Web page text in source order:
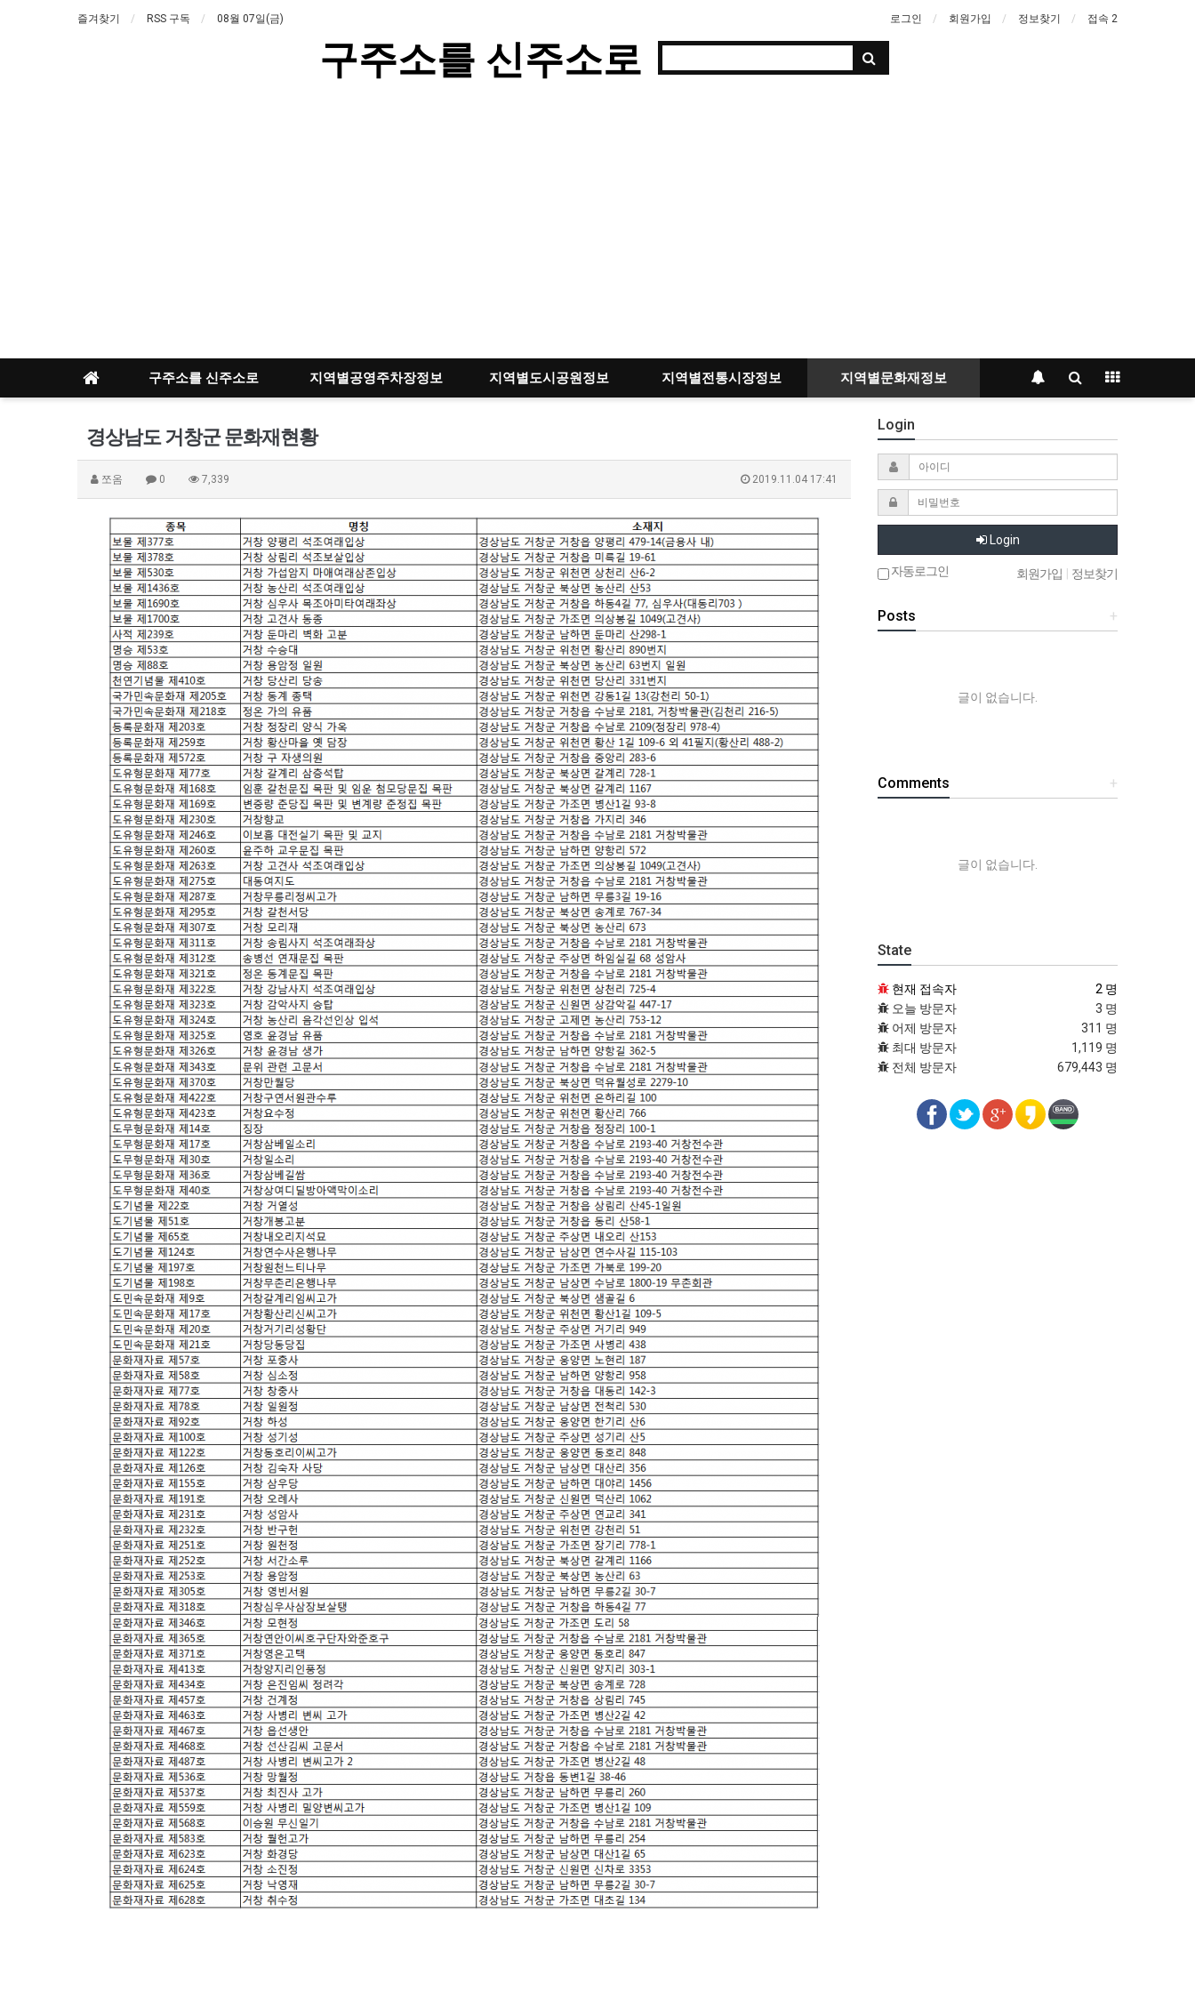
즐겨찾기 RSS 구독 08월 07일(금) 로그인 회원가입 정보찾기 접속 2
구주소를 신주소로
구주소를 신주소로 지역별공영주차장정보 지역별도시공원정보 지역별전통시장정보 지역별문화재정보
경상남도 거창군 문화재현황
쪼옴 0 7,339 2019.11.04 17:41
Login
Login
자동로그인 회원가입 정보찾기
+
Posts
글이 없습니다.
+
Comments
글이 없습니다.
State
현재 접속자
2 명
오늘 방문자
3 명
어제 방문자
311 명
최대 방문자
1,119 명
전체 방문자
679,443 명